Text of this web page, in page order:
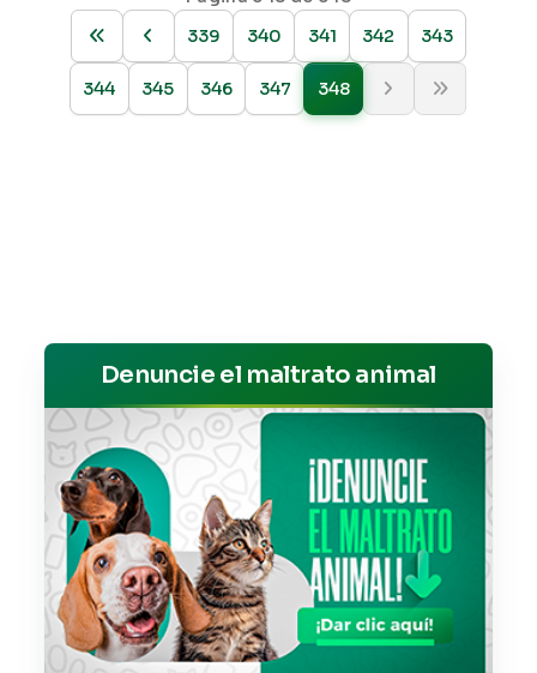
339
340 341 342 343
344 345 346 347 348
Denuncie el maltrato animal